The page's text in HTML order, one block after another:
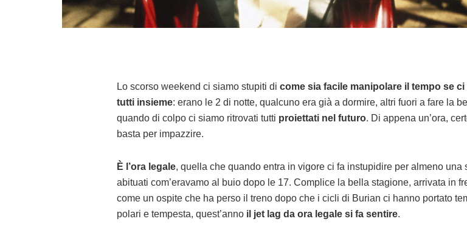
Lo scorso weekend ci siamo stupiti di come sia facile manipolare il tempo se
tutti insieme: erano le 2 di notte, qualcuno era già a dormire, altri fuori a fare la
quando di colpo ci siamo ritrovati tutti proiettati nel futuro. Di appena un’ora,
basta per impazzire.
È l’ora legale, quella che quando entra in vigore ci fa instupidire per almeno una
abituati com’eravamo al buio dopo le 17. Complice la bella stagione, arrivata in
come un ospite che ha perso il treno dopo che i cicli di Burian ci hanno portato
polari e tempesta, quest’anno il jet lag da ora legale si fa sentire.